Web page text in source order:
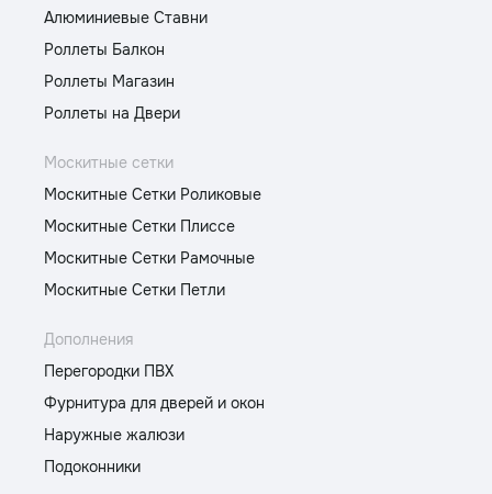
Алюминиевые Ставни
Роллеты Балкон
Роллеты Магазин
Роллеты на Двери
Москитные сетки
Москитные Сетки Роликовые
Москитные Сетки Плиссе
Москитные Сетки Рамочные
Москитные Сетки Петли
Дополнения
Перегородки ПВХ
Фурнитура для дверей и окон
Наружные жалюзи
Подоконники